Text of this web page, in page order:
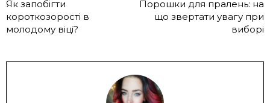
Як запобігти
короткозорості в
молодому віці?
Порошки для пралень: на
що звертати увагу при
виборі